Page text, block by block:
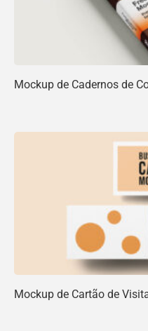
Mockup de Cadernos de
Mockup de Cartão de